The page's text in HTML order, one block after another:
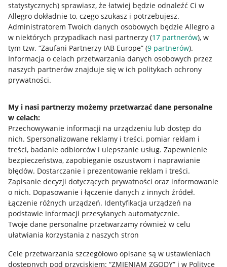
statystycznych) sprawiasz, że łatwiej będzie odnaleźć Ci w
Allegro dokładnie to, czego szukasz i potrzebujesz.
Administratorem Twoich danych osobowych będzie Allegro a
w niektórych przypadkach nasi partnerzy (17 partnerów), w
tym tzw. “Zaufani Partnerzy IAB Europe” (9 partnerów).
Informacja o celach przetwarzania danych osobowych przez
naszych partnerów znajduje się w ich politykach ochrony
prywatności.
My i nasi partnerzy możemy przetwarzać dane personalne
w celach:
Przechowywanie informacji na urządzeniu lub dostęp do
nich. Spersonalizowane reklamy i treści, pomiar reklam i
treści, badanie odbiorców i ulepszanie usług. Zapewnienie
bezpieczeństwa, zapobieganie oszustwom i naprawianie
błędów. Dostarczanie i prezentowanie reklam i treści.
Zapisanie decyzji dotyczących prywatności oraz informowanie
o nich. Dopasowanie i łączenie danych z innych źródeł.
Łączenie różnych urządzeń. Identyfikacja urządzeń na
podstawie informacji przesyłanych automatycznie.
Twoje dane personalne przetwarzamy również w celu
ułatwiania korzystania z naszych stron
Cele przetwarzania szczegółowo opisane są w ustawieniach
dostępnych pod przyciskiem: “ZMIENIAM ZGODY” i w Polityce
Przydatne informacje
Jak to działa
Allegro Gadane dla sprzedających
Allegro Gadane dla kupujących
Mapa miejscowości
Informacje prawne
Regulamin
Polityka plików "cookies"
Ustawienia plików "cookies"
Udostępnianie lokalizacji